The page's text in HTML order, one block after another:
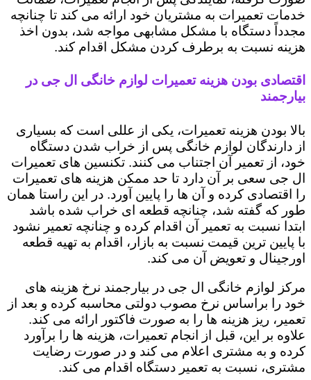
خدمات تعمیرات به مشتریان خود ارائه می کند تا چنانچه
مجدداً دستگاه با مشکل مشابهی مواجه شد، بدون اخذ
هزینه نسبت به برطرف کردن مشکل اقدام کند.
اقتصادی بودن هزینه تعمیرات لوازم خانگی ال جی در
بیارجمند
بالا بودن هزینه تعمیرات، یکی از عللی است که بسیاری
از دارندگان لوازم خانگی پس از خراب شدن دستگاه
خود، از تعمیر آن اجتناب می کنند. تکنسین های تعمیرات
ال جی سعی بر آن دارد تا حد ممکن هزینه های تعمیرات
را اقتصادی کرده و آن ها را پایین آورد. در این راستا همان
طور که گفته شد، چنانچه قطعه ای خراب شده باشد
ابتدا نسبت به تعمیر آن اقدام کرده و چنانچه تعمیر نشود
با پایین ترین قیمت نسبت به بازار، اقدام به تهیه قطعه
اورجینال و تعویض آن می کند.
مرکز لوازم خانگی ال جی در بیارجمند نرخ هزینه های
خود را براساس نرخ مصوب دولتی محاسبه کرده و بعد از
تعمیر، ریز هزینه ها را به صورت فاکتور ارائه می کند.
علاوه بر این، قبل از انجام تعمیرات، هزینه ها را برآورد
کرده و به مشتری اعلام می کند و در صورت رضایت
مشتری، نسبت به تعمیر دستگاه اقدام می کند.